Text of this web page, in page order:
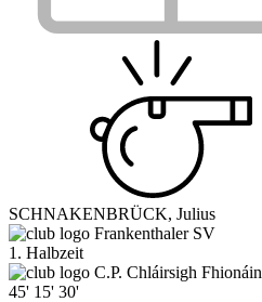
SCHNAKENBRÜCK, Julius
Frankenthaler SV
1. Halbzeit
C.P. Chláirsigh Fhionáin
45' 15' 30'